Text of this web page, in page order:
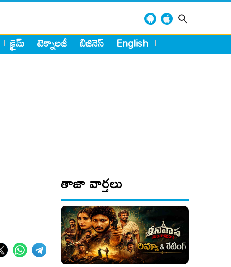
క్రైమ్ టెక్నాలజీ బిజినెస్ English
తాజా వార్తలు